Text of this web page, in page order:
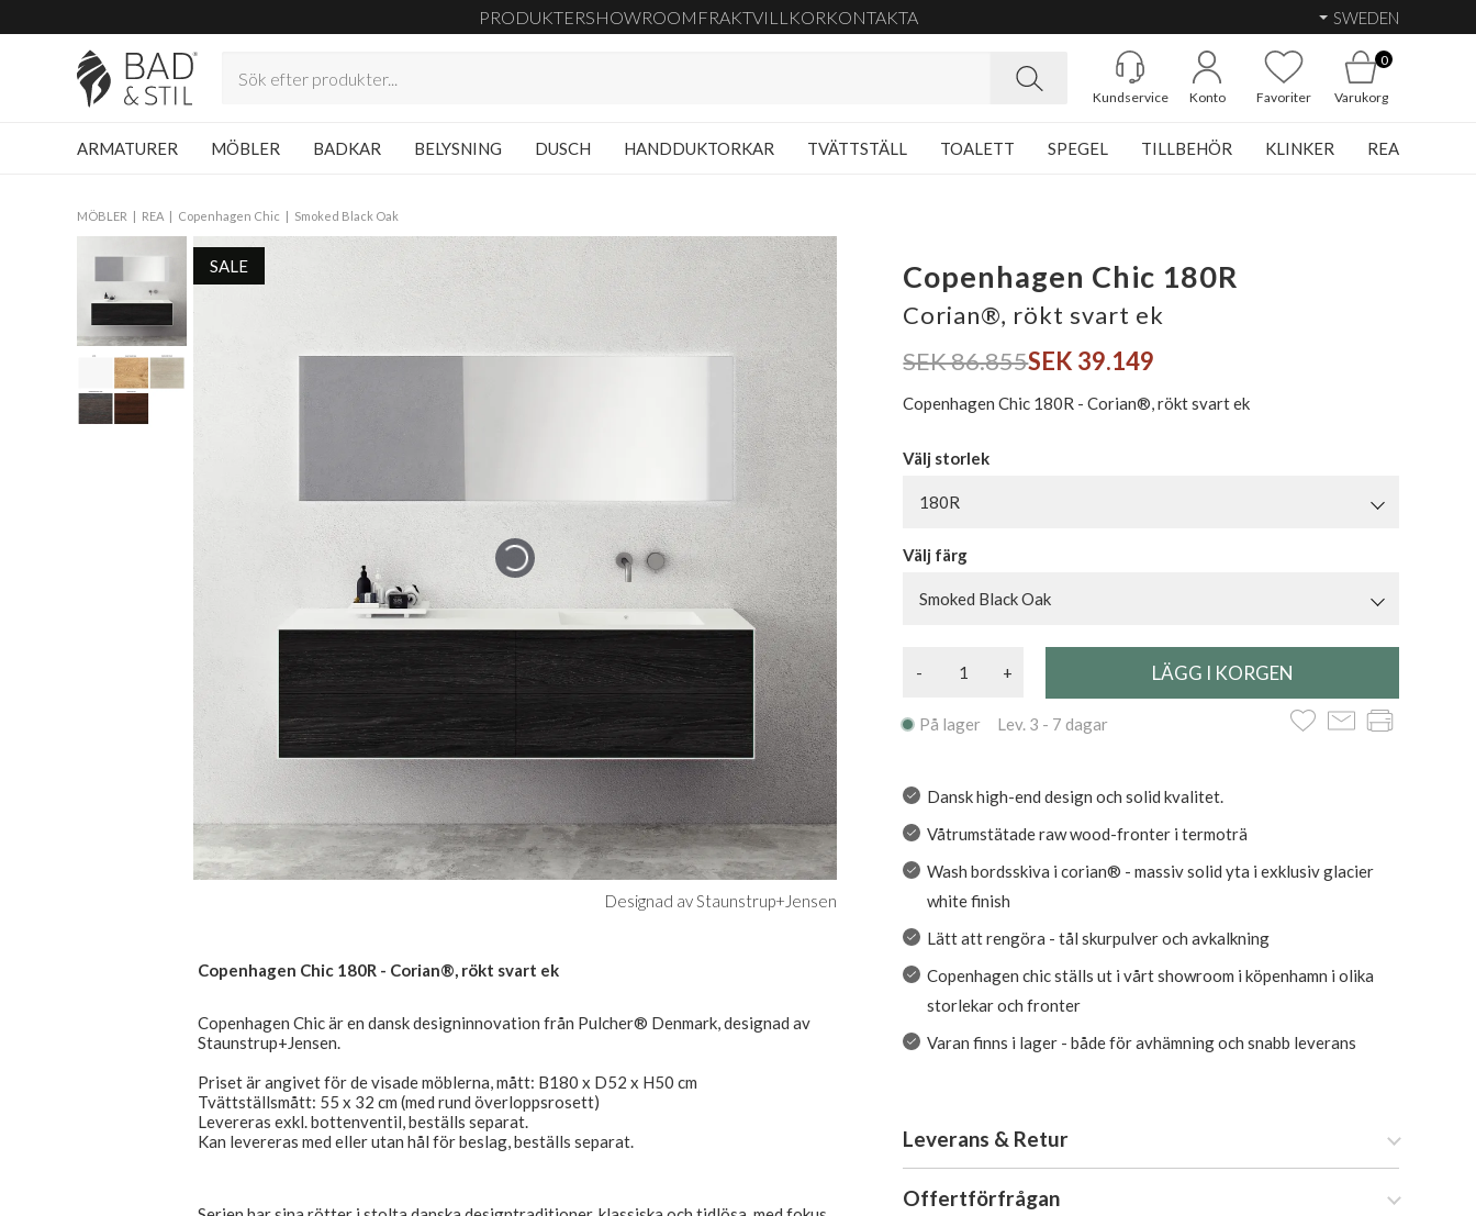
PRODUKTERSHOWROOM FRAKTVILLKORKONTAKTA SWEDEN
Kundservice Konto Favoriter
0
Varukorg
ARMATURER MÖBLER BADKAR BELYSNING DUSCH HANDDUKTORKAR TVÄTTSTÄLL TOALETT SPEGEL TILLBEHÖR KLINKER REA
MÖBLER REA Copenhagen Chic Smoked Black Oak
SALE
Designad av Staunstrup+Jensen
Copenhagen Chic 180R - Corian®, rökt svart ek
Copenhagen Chic är en dansk designinnovation från Pulcher® Denmark, designad av
Staunstrup+Jensen.
Priset är angivet för de visade möblerna, mått: B180 x D52 x H50 cm
Tvättställsmått: 55 x 32 cm (med rund överloppsrosett)
Levereras exkl. bottenventil, beställs separat.
Kan levereras med eller utan hål för beslag, beställs separat.
Copenhagen Chic 180R
Corian®, rökt svart ek
SEK 86.855SEK 39.149
Copenhagen Chic 180R - Corian®, rökt svart ek
Välj storlek
180R
Välj färg
Smoked Black Oak
- +
På lager Lev. 3 - 7 dagar
Dansk high-end design och solid kvalitet.
Våtrumstätade raw wood-fronter i termoträ
Wash bordsskiva i corian® - massiv solid yta i exklusiv glacier
white finish
Lätt att rengöra - tål skurpulver och avkalkning
Copenhagen chic ställs ut i vårt showroom i köpenhamn i olika
storlekar och fronter
Varan finns i lager - både för avhämning och snabb leverans
Leverans & Retur
Offertförfrågan